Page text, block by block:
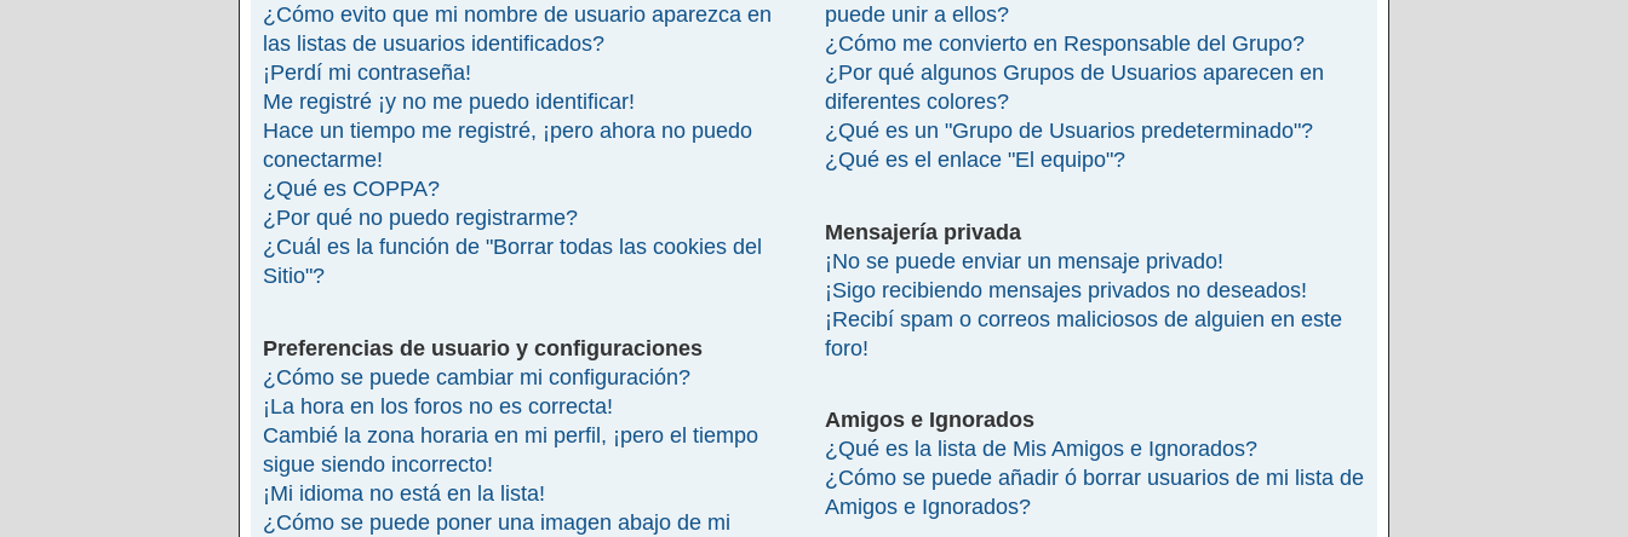
¿Cómo evito que mi nombre de usuario aparezca en
las listas de usuarios identificados?
¡Perdí mi contraseña!
Me registré ¡y no me puedo identificar!
Hace un tiempo me registré, ¡pero ahora no puedo
conectarme!
¿Qué es COPPA?
¿Por qué no puedo registrarme?
¿Cuál es la función de "Borrar todas las cookies del
Sitio"?
Preferencias de usuario y configuraciones
¿Cómo se puede cambiar mi configuración?
¡La hora en los foros no es correcta!
Cambié la zona horaria en mi perfil, ¡pero el tiempo
sigue siendo incorrecto!
¡Mi idioma no está en la lista!
¿Cómo se puede poner una imagen abajo de mi
puede unir a ellos?
¿Cómo me convierto en Responsable del Grupo?
¿Por qué algunos Grupos de Usuarios aparecen en
diferentes colores?
¿Qué es un "Grupo de Usuarios predeterminado"?
¿Qué es el enlace "El equipo"?
Mensajería privada
¡No se puede enviar un mensaje privado!
¡Sigo recibiendo mensajes privados no deseados!
¡Recibí spam o correos maliciosos de alguien en este
foro!
Amigos e Ignorados
¿Qué es la lista de Mis Amigos e Ignorados?
¿Cómo se puede añadir ó borrar usuarios de mi lista de
Amigos e Ignorados?